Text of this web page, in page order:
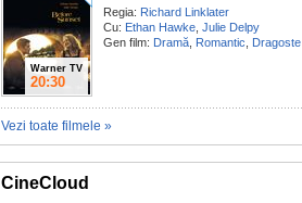
Warner TV
20:30
Regia: Richard Linklater
Cu: Ethan Hawke Julie Delpy
Gen film: Dramă Romantic Dragoste
Vezi toate filmele »
CineCloud